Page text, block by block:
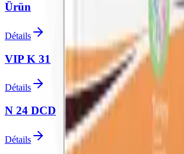
Ürün
Détails
VIP K 31
Détails
N 24 DCD
Détails